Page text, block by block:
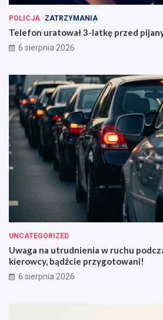
POLICJA ZATRZYMANIA
Telefon uratował 3-latkę przed
6 sierpnia 2026
UNCATEGORIZED
Uwaga na utrudnienia w ruchu
kierowcy, bądźcie przygotowani!
6 sierpnia 2026